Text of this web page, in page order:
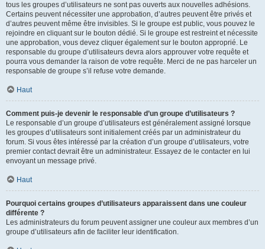
tous les groupes d’utilisateurs ne sont pas ouverts aux nouvelles adhésions.
Certains peuvent nécessiter une approbation, d’autres peuvent être privés et
d’autres peuvent même être invisibles. Si le groupe est public, vous pouvez le
rejoindre en cliquant sur le bouton dédié. Si le groupe est restreint et nécessite
une approbation, vous devez cliquer également sur le bouton approprié. Le
responsable du groupe d’utilisateurs devra alors approuver votre requête et
pourra vous demander la raison de votre requête. Merci de ne pas harceler un
responsable de groupe s’il refuse votre demande.
Haut
Comment puis-je devenir le responsable d’un groupe d’utilisateurs ?
Le responsable d’un groupe d’utilisateurs est généralement assigné lorsque
les groupes d’utilisateurs sont initialement créés par un administrateur du
forum. Si vous êtes intéressé par la création d’un groupe d’utilisateurs, votre
premier contact devrait être un administrateur. Essayez de le contacter en lui
envoyant un message privé.
Haut
Pourquoi certains groupes d’utilisateurs apparaissent dans une couleur
différente ?
Les administrateurs du forum peuvent assigner une couleur aux membres d’un
groupe d’utilisateurs afin de faciliter leur identification.